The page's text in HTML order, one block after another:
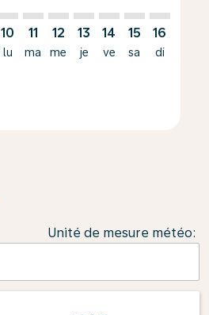
10
lu
11
ma
12
me
13
je
14
ve
15
sa
16
di
Unité de mesure météo: